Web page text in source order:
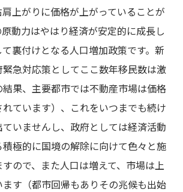
上がりに価格が上がっていることが
動力はやはり経済が安定的に成長し
裏付けとなる人口増加政策です。新
急対応策としてここ数年移民数は激
果、主要都市では不動産市場は価格
ています）、これをいつまでも続け
いませんし、政府としては経済活動
極的に国境の解除に向けて色々と施
ので、また人口は増えて、市場は上
す（都市回帰もありその兆候も出始